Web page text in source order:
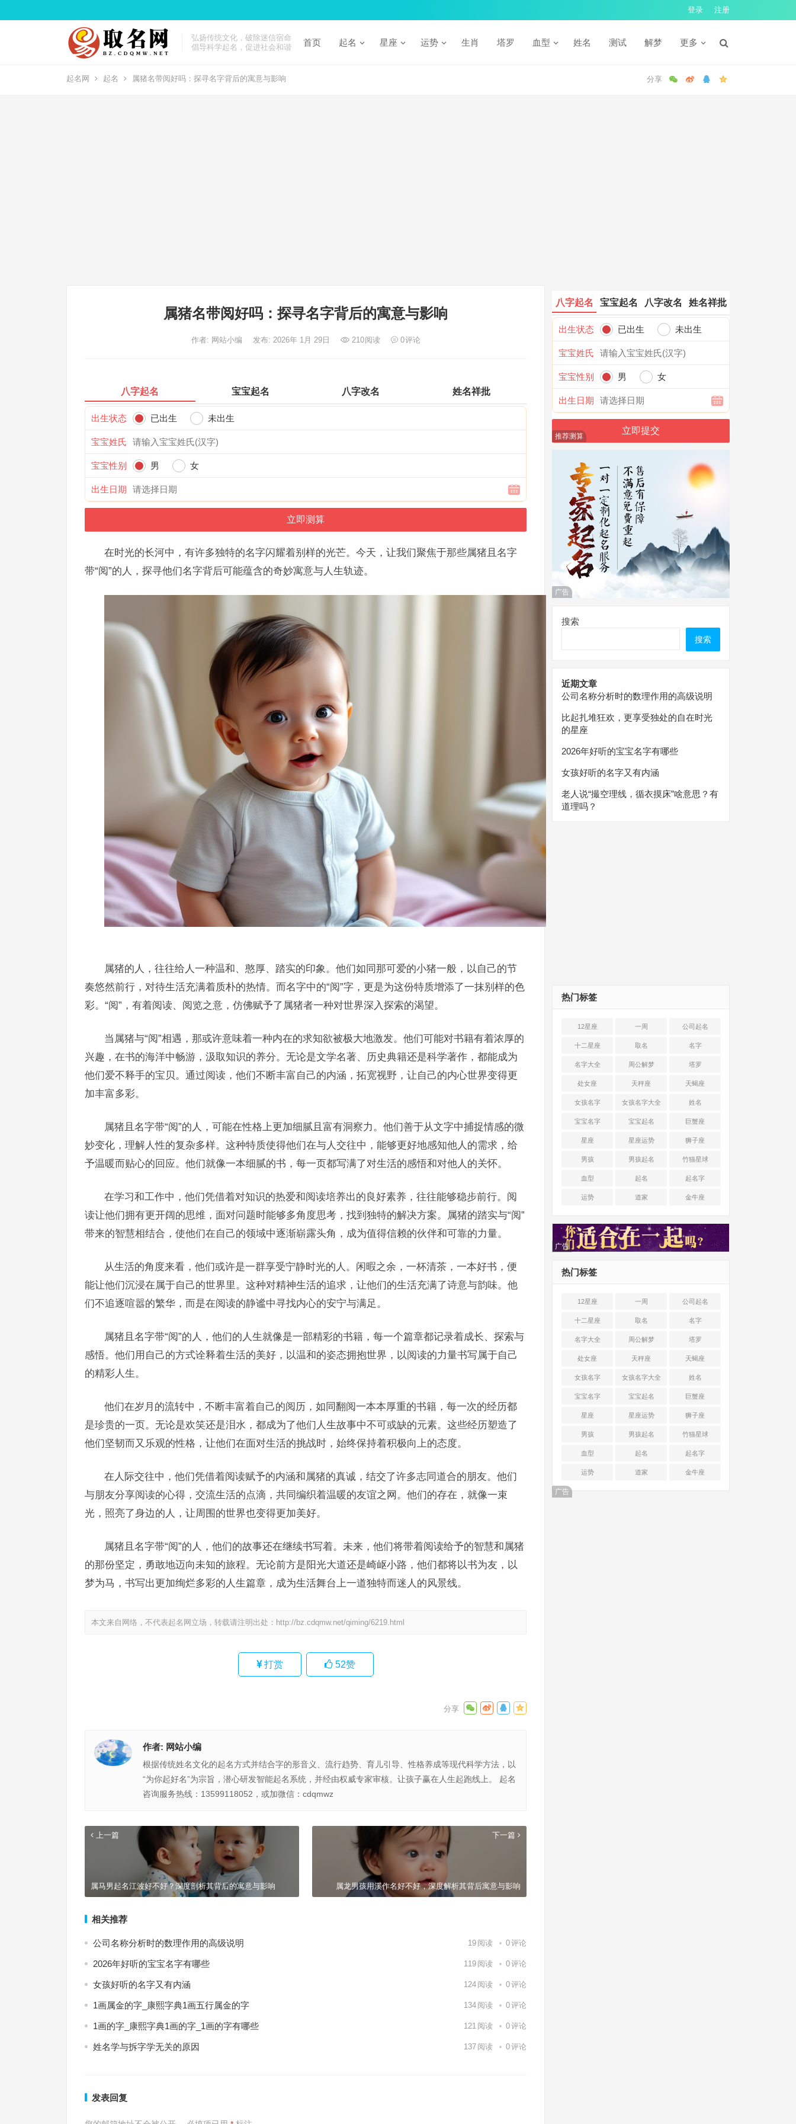
登录 注册
弘扬传统文化，破除迷信宿命
倡导科学起名，促进社会和谐
首页 起名 星座 运势 生肖 塔罗 血型 姓名 测试 解梦 更多
起名网 起名 属猪名带阅好吗：探寻名字背后的寓意与影响
属猪名带阅好吗：探寻名字背后的寓意与影响
作者: 网站小编 发布: 2026年 1月 29日 210阅读 0评论
八字起名 宝宝起名 八字改名 姓名祥批
出生状态 已出生 未出生
宝宝姓氏
宝宝性别 男 女
出生日期
在时光的长河中，有许多独特的名字闪耀着别样的光芒。今天，让我们聚焦于那些属猪且名字
带“阅”的人，探寻他们名字背后可能蕴含的奇妙寓意与人生轨迹。
属猪的人，往往给人一种温和、憨厚、踏实的印象。他们如同那可爱的小猪一般，以自己的节
奏悠然前行，对待生活充满着质朴的热情。而名字中的“阅”字，更是为这份特质增添了一抹别样的色
彩。“阅”，有着阅读、阅览之意，仿佛赋予了属猪者一种对世界深入探索的渴望。
当属猪与“阅”相遇，那或许意味着一种内在的求知欲被极大地激发。他们可能对书籍有着浓厚的
兴趣，在书的海洋中畅游，汲取知识的养分。无论是文学名著、历史典籍还是科学著作，都能成为
他们爱不释手的宝贝。通过阅读，他们不断丰富自己的内涵，拓宽视野，让自己的内心世界变得更
加丰富多彩。
属猪且名字带“阅”的人，可能在性格上更加细腻且富有洞察力。他们善于从文字中捕捉情感的微
妙变化，理解人性的复杂多样。这种特质使得他们在与人交往中，能够更好地感知他人的需求，给
予温暖而贴心的回应。他们就像一本细腻的书，每一页都写满了对生活的感悟和对他人的关怀。
在学习和工作中，他们凭借着对知识的热爱和阅读培养出的良好素养，往往能够稳步前行。阅
读让他们拥有更开阔的思维，面对问题时能够多角度思考，找到独特的解决方案。属猪的踏实与“阅”
带来的智慧相结合，使他们在自己的领域中逐渐崭露头角，成为值得信赖的伙伴和可靠的力量。
从生活的角度来看，他们或许是一群享受宁静时光的人。闲暇之余，一杯清茶，一本好书，便
能让他们沉浸在属于自己的世界里。这种对精神生活的追求，让他们的生活充满了诗意与韵味。他
们不追逐喧嚣的繁华，而是在阅读的静谧中寻找内心的安宁与满足。
属猪且名字带“阅”的人，他们的人生就像是一部精彩的书籍，每一个篇章都记录着成长、探索与
感悟。他们用自己的方式诠释着生活的美好，以温和的姿态拥抱世界，以阅读的力量书写属于自己
的精彩人生。
他们在岁月的流转中，不断丰富着自己的阅历，如同翻阅一本本厚重的书籍，每一次的经历都
是珍贵的一页。无论是欢笑还是泪水，都成为了他们人生故事中不可或缺的元素。这些经历塑造了
他们坚韧而又乐观的性格，让他们在面对生活的挑战时，始终保持着积极向上的态度。
在人际交往中，他们凭借着阅读赋予的内涵和属猪的真诚，结交了许多志同道合的朋友。他们
与朋友分享阅读的心得，交流生活的点滴，共同编织着温暖的友谊之网。他们的存在，就像一束
光，照亮了身边的人，让周围的世界也变得更加美好。
属猪且名字带“阅”的人，他们的故事还在继续书写着。未来，他们将带着阅读给予的智慧和属猪
的那份坚定，勇敢地迈向未知的旅程。无论前方是阳光大道还是崎岖小路，他们都将以书为友，以
梦为马，书写出更加绚烂多彩的人生篇章，成为生活舞台上一道独特而迷人的风景线。
本文来自网络，不代表起名网立场，转载请注明出处： http://bz.cdqmw.net/qiming/6219.html
打赏 52赞
作者: 网站小编
根据传统姓名文化的起名方式并结合字的形音义、流行趋势、育儿引导、性格养成等现代科学方法，以
“为你起好名”为宗旨，潜心研发智能起名系统，并经由权威专家审核。让孩子赢在人生起跑线上。 起名
咨询服务热线：13599118052，或加微信：cdqmwz
上一篇
属马男起名江波好不好？深度剖析其背后的寓意与影响
下一篇
属龙男孩用溪作名好不好，深度解析其背后寓意与影响
相关推荐
公司名称分析时的数理作用的高级说明 19 阅读 0评论
2026年好听的宝宝名字有哪些 119 阅读 0评论
女孩好听的名字又有内涵 124 阅读 0评论
1画属金的字_康熙字典1画五行属金的字 134 阅读 0评论
1画的字_康熙字典1画的字_1画的字有哪些 121 阅读 0评论
姓名学与拆字学无关的原因 137 阅读 0评论
发表回复
八字起名 宝宝起名 八字改名 姓名祥批
出生状态 已出生 未出生
宝宝姓氏
宝宝性别 男 女
出生日期
推荐测算
广告
搜索
搜索
近期文章
公司名称分析时的数理作用的高级说明
比起扎堆狂欢，更享受独处的自在时光
的星座
2026年好听的宝宝名字有哪些
女孩好听的名字又有内涵
老人说“撮空理线，循衣摸床”啥意思？有
道理吗？
热门标签
12星座 一周 公司起名
十二星座 取名 名字
名字大全 周公解梦 塔罗
处女座 天秤座 天蝎座
女孩名字 女孩名字大全 姓名
宝宝名字 宝宝起名 巨蟹座
星座 星座运势 狮子座
男孩 男孩起名 竹猫星球
血型 起名 起名字
运势 道家 金牛座
广告
热门标签
12星座 一周 公司起名
十二星座 取名 名字
名字大全 周公解梦 塔罗
处女座 天秤座 天蝎座
女孩名字 女孩名字大全 姓名
宝宝名字 宝宝起名 巨蟹座
星座 星座运势 狮子座
男孩 男孩起名 竹猫星球
血型 起名 起名字
运势 道家 金牛座
广告